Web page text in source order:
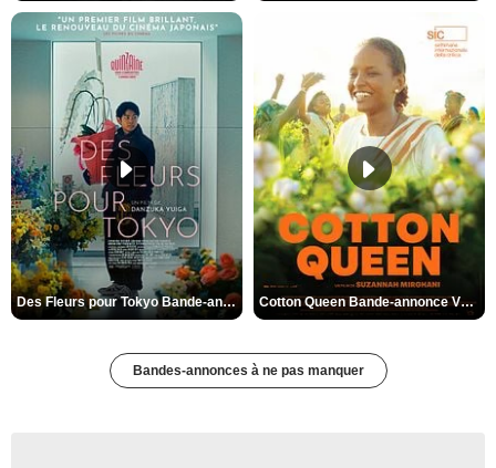
Des Fleurs pour Tokyo Bande-annonce VO STFR Cotton Queen Bande-annonce VO STFR
Bandes-annonces à ne pas manquer